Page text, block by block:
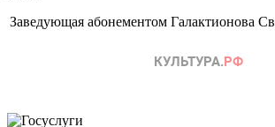
Заведующая абонементом Галактионова